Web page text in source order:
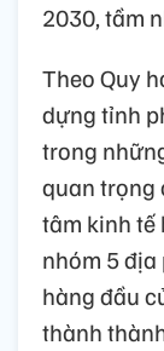
2030, tầm
Theo Quy
dựng tỉnh
trong
quan trọng
tâm kinh tế
nhóm 5
hàng đầu
thành